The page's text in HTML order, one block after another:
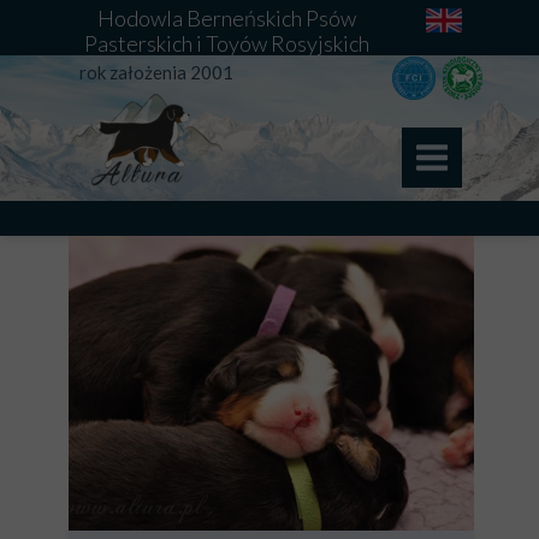
rok założenia 2001
Hodowla Berneńskich Psów
Pasterskich i Toyów Rosyjskich